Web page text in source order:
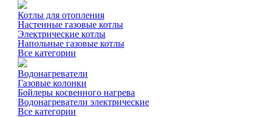
Котлы для отопления
Настенные газовые котлы
Электрические котлы
Напольные газовые котлы
Все категории
Водонагреватели
Газовые колонки
Бойлеры косвенного нагрева
Водонагреватели электрические
Все категории